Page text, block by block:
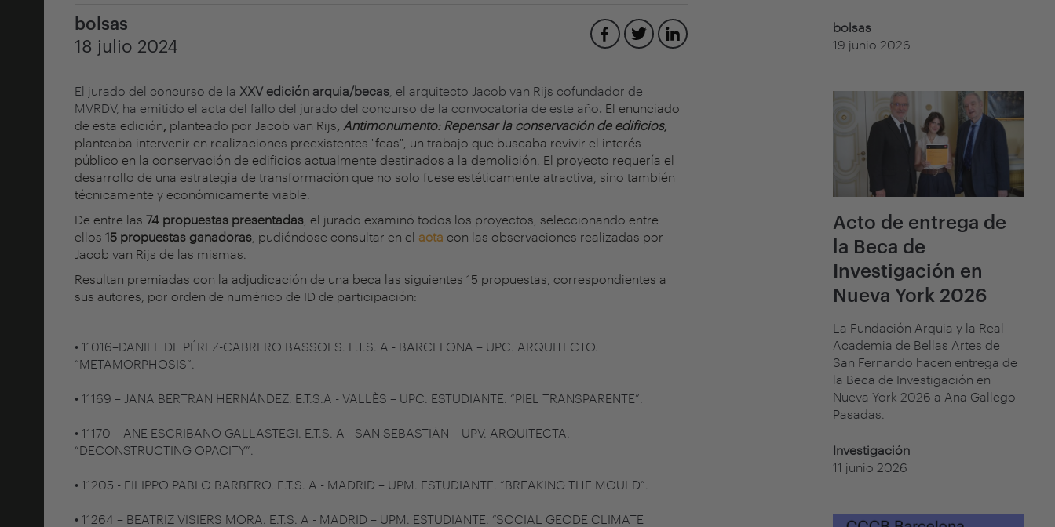
bolsas
18 julio 2024
El jurado del concurso de la XXV edición arquia/becas , el arquitecto Jacob van Rijs cofundador de
MVRDV, ha emitido el acta del fallo del jurado del concurso de la convocatoria de este año. El enunciado
de esta edición, planteado por Jacob van Rijs, Antimonumento: Repensar la conservación de edificios,
planteaba intervenir en realizaciones preexistentes "feas", un trabajo que buscaba revivir el interés
público en la conservación de edificios actualmente destinados a la demolición. El proyecto requería el
desarrollo de una estrategia de transformación que no solo fuese estéticamente atractiva, sino también
técnicamente y económicamente viable.
De entre las 74 propuestas presentadas , el jurado examinó todos los proyectos, seleccionando entre
ellos 15 propuestas ganadoras , pudiéndose consultar en el acta con las observaciones realizadas por
Jacob van Rijs de las mismas.
Resultan premiadas con la adjudicación de una beca las siguientes 15 propuestas, correspondientes a
sus autores, por orden de numérico de ID de participación:
• 11016–DANIEL DE PÉREZ-CABRERO BASSOLS. E.T.S. A - BARCELONA – UPC. ARQUITECTO.
“METAMORPHOSIS”.
• 11169 – JANA BERTRAN HERNÁNDEZ. E.T.S.A - VALLÈS – UPC. ESTUDIANTE. “PIEL TRANSPARENTE”.
• 11170 – ANE ESCRIBANO GALLASTEGI. E.T.S. A - SAN SEBASTIÁN – UPV. ARQUITECTA.
“DECONSTRUCTING OPACITY”.
• 11205 - FILIPPO PABLO BARBERO. E.T.S. A - MADRID – UPM. ESTUDIANTE. “BREAKING THE MOULD”.
• 11264 – BEATRIZ VISIERS MORA. E.T.S. A - MADRID – UPM. ESTUDIANTE. “SOCIAL GEODE CLIMATE
bolsas
19 junio 2026
Acto de entrega de
la Beca de
Investigación en
Nueva York 2026
La Fundación Arquia y la Real
Academia de Bellas Artes de
San Fernando hacen entrega de
la Beca de Investigación en
Nueva York 2026 a Ana Gallego
Pasadas.
Investigación
11 junio 2026